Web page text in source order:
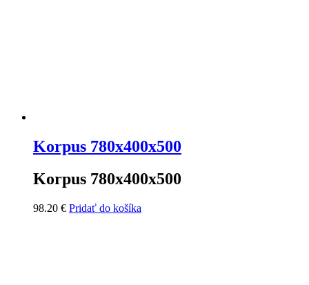
Korpus 780x400x500
Korpus 780x400x500
98.20 € Pridať do košíka